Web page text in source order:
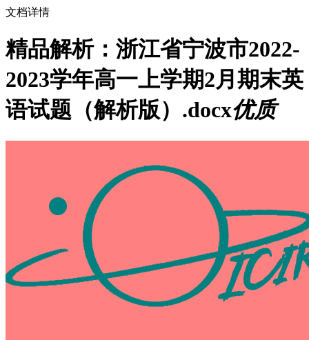
文档详情
精品解析：浙江省宁波市2022-
2023学年高一上学期2月期末英
语试题（解析版）.docx优质